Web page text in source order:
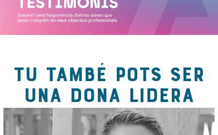
TU TAMBÉ POTS SER
UNA DONA LIDERA